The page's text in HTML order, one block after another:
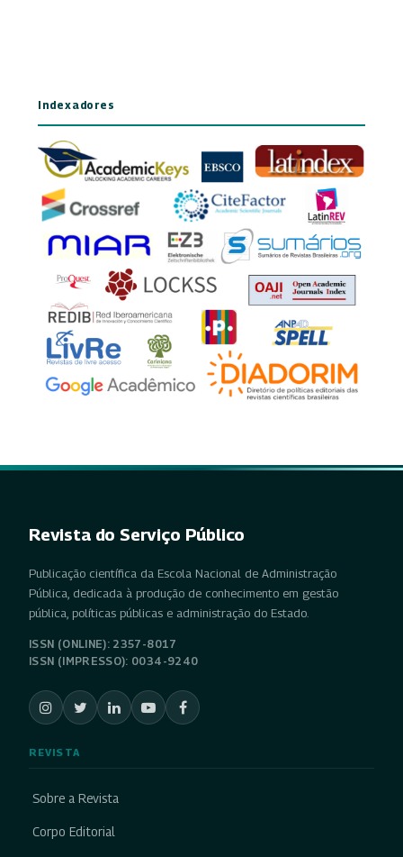
Indexadores
Revista do Serviço Público
Publicação científica da Escola Nacional de Administração
Pública, dedicada à produção de conhecimento em gestão
pública, políticas públicas e administração do Estado.
ISSN (ONLINE): 2357-8017
ISSN (IMPRESSO): 0034-9240
REVISTA
Sobre a Revista
Corpo Editorial